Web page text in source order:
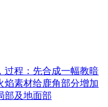
过程：先合成一幅教暗
焰素材给鹿角部分增加
部及地面部